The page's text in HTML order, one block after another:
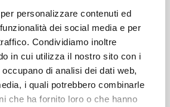
personalizzare contenuti ed
dei social media e per
Condividiamo inoltre
in cui utilizza il nostro sito con i
di analisi dei dati web,
i quali potrebbero combinarle
che ha fornito loro o che hanno